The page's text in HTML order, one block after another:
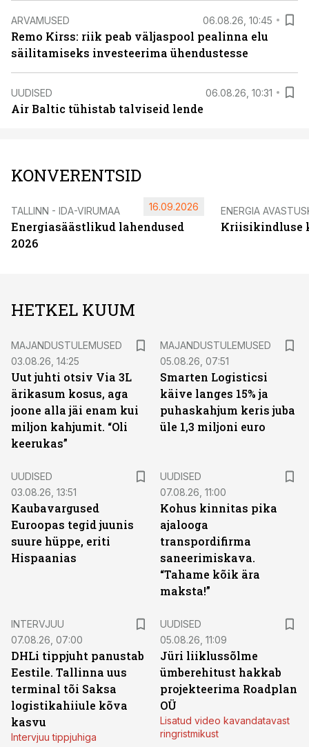
ARVAMUSED 06.08.26, 10:45
Remo Kirss: riik peab väljaspool pealinna elu
säilitamiseks investeerima ühendustesse
UUDISED 06.08.26, 10:31
Air Baltic tühistab talviseid lende
KONVERENTSID
TALLINN - IDA-VIRUMAA
Energiasäästlikud lahendused
2026
16.09.2026 ENERGIA
Kriisikindluse
HETKEL KUUM
MAJANDUSTULEMUSED
03.08.26, 14:25
Uut juhti otsiv Via 3L
ärikasum kosus, aga
joone alla jäi enam kui
miljon kahjumit. “Oli
keerukas”
MAJANDUSTULEMUSED
05.08.26, 07:51
Smarten Logisticsi
käive langes 15% ja
puhaskahjum keris juba
üle 1,3 miljoni euro
UUDISED
03.08.26, 13:51
Kaubavargused
Euroopas tegid juunis
suure hüppe, eriti
Hispaanias
UUDISED
07.08.26, 11:00
Kohus kinnitas pika
ajalooga
transpordifirma
saneerimiskava.
“Tahame kõik ära
maksta!”
INTERVJUU
07.08.26, 07:00
DHLi tippjuht panustab
Eestile. Tallinna uus
terminal tõi Saksa
logistikahiiule kõva
kasvu
Intervjuu tippjuhiga
UUDISED
05.08.26, 11:09
Jüri liiklussõlme
ümberehitust hakkab
projekteerima Roadplan
OÜ
Lisatud video kavandatavast
ringristmikust